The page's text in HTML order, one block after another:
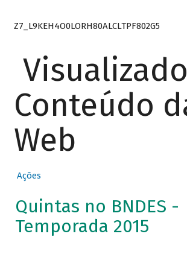
Z7_L9KEH4O0LORH80ALCLTPF802G5
Conteúdo
Web
Ações
Quintas no BNDES -
Temporada 2015